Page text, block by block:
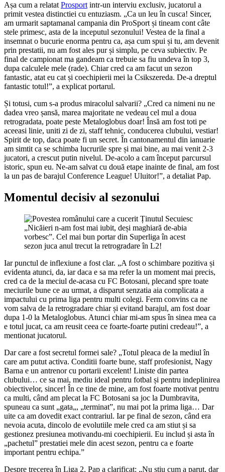
Așa cum a relatatProsportintr-un interviu exclusiv, jucatorul a
primit vestea distinctiei cu entuziasm. „Ca un leu în cusca! Sincer,
am urmarit saptamanal campania din ProSport și tineam cont câte
stele primesc, asta de la inceputul sezonului! Vestea de la final a
insemnat o bucurie enorma pentru ca, așa cum spui și tu, am devenit
prin prestatii, nu am fost ales pur și simplu, pe ceva subiectiv. Pe
final de campionat ma gandeam ca trebuie sa fiu undeva în top 3,
dupa calculele mele (rade). Chiar cred ca am facut un sezon
fantastic, atat eu cat și coechipierii mei la Csikszereda. De-a dreptul
fantastic totul!”, a explicat portarul.
Și totusi, cum s-a produs miracolul salvarii? „Cred ca nimeni nu ne
dadea vreo șansă, marea majoritate ne vedeau cel mul a doua
retrogradata, poate peste Metaloglobus doar! Însă am fost toti pe
aceeasi linie, uniti zi de zi, staff tehnic, conducerea clubului, vestiar!
Spirit de top, daca poate fi un secret. În cantonamentul din ianuarie
am simtit ca se schimba lucrurile spre și mai bine, au mai venit 2-3
jucatori, a crescut putin nivelul. De-acolo a cam început parcursul
istoric, spun eu. Ne-am salvat cu două etape inainte de final, am fost
la un pas de barajul Conference League! Uluitor!”, a detaliat Pap.
Momentul decisiv al sezonului
Iar punctul de inflexiune a fost clar. „A fost o schimbare pozitiva și
evidenta atunci, da, iar daca e sa ma refer la un moment mai precis,
cred ca de la meciul de-acasa cu FC Botosani, plecand spre toate
meciurile bune ce au urmat, a disparut senzatia aia complicata a
impactului cu prima liga pentru multi colegi. Ferm convins ca ne
vom salva de la retrogradare chiar și evitand barajul, am fost doar
dupa 1-0 la Metaloglobus. Atunci chiar mi-am spus în sinea mea ca
e totul jucat, ca am reusit ceea ce foarte-foarte putini credeau!”, a
mentionat jucatorul.
Dar care a fost secretul formei sale? „Totul pleaca de la mediul în
care am putut activa. Conditii foarte bune, staff profesionist, Nagy
Barna e un antrenor cu portarii excelent! Liniste din partea
clubului… ce sa mai, mediu ideal pentru fotbal și pentru indeplinirea
obiectivelor, sincer! În ce tine de mine, am fost foarte motivat pentru
ca multi, când am plecat la FC Botosani sa joc la Dumbravita,
spuneau ca sunt „gata„, „terminat”, nu mai pot la prima liga… Dar
uite ca am dovedit exact contrariul. Iar pe final de sezon, când era
nevoia acuta, dincolo de evolutiile mele cred ca am stiut și sa
gestionez presiunea motivandu-mi coechipierii. Eu includ și asta în
„pachetul” prestatiei mele din acest sezon, pentru ca e foarte
important pentru echipa.”
Despre trecerea în Liga 2, Pap a clarificat: „Nu stiu cum a parut, dar